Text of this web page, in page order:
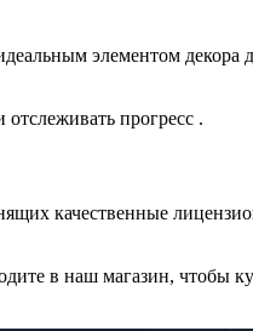
элементом декора
прогресс .
качественные
в наш магазин, чтобы